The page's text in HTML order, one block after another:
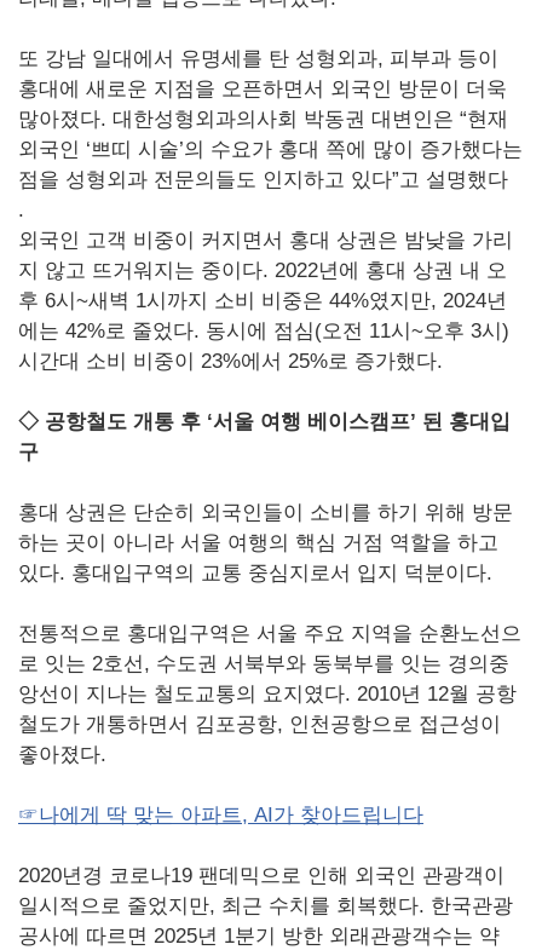
또 강남 일대에서 유명세를 탄 성형외과, 피부과 등이
홍대에 새로운 지점을 오픈하면서 외국인 방문이 더욱
많아졌다. 대한성형외과의사회 박동권 대변인은 “현재
외국인 ‘쁘띠 시술’의 수요가 홍대 쪽에 많이 증가했다는
점을 성형외과 전문의들도 인지하고 있다”고 설명했다
.
외국인 고객 비중이 커지면서 홍대 상권은 밤낮을 가리
지 않고 뜨거워지는 중이다. 2022년에 홍대 상권 내 오
후 6시~새벽 1시까지 소비 비중은 44%였지만, 2024년
에는 42%로 줄었다. 동시에 점심(오전 11시~오후 3시)
시간대 소비 비중이 23%에서 25%로 증가했다.
◇ 공항철도 개통 후 ‘서울 여행 베이스캠프’ 된 홍대입
구
홍대 상권은 단순히 외국인들이 소비를 하기 위해 방문
하는 곳이 아니라 서울 여행의 핵심 거점 역할을 하고
있다. 홍대입구역의 교통 중심지로서 입지 덕분이다.
전통적으로 홍대입구역은 서울 주요 지역을 순환노선으
로 잇는 2호선, 수도권 서북부와 동북부를 잇는 경의중
앙선이 지나는 철도교통의 요지였다. 2010년 12월 공항
철도가 개통하면서 김포공항, 인천공항으로 접근성이
좋아졌다.
☞나에게 딱 맞는 아파트, AI가 찾아드립니다
2020년경 코로나19 팬데믹으로 인해 외국인 관광객이
일시적으로 줄었지만, 최근 수치를 회복했다. 한국관광
공사에 따르면 2025년 1분기 방한 외래관광객수는 약